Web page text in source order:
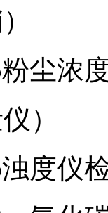
粉尘
）
度仪